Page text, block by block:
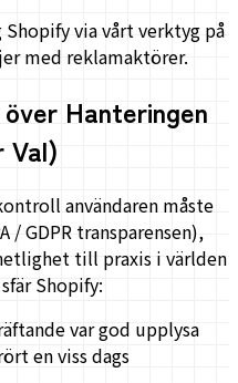
via vårt verktyg på
med reklamaktörer.
Hanteringen
Val)
användaren måste
/ GDPR transparensen),
till praxis i världen
Shopify:
var god upplysa
en viss dags